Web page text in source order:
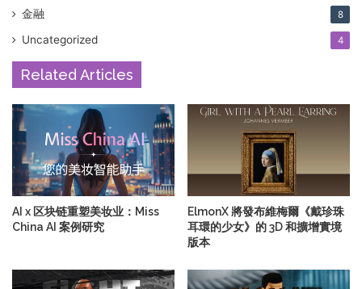
金融 8
Uncategorized 4
Related Articles
AI x 区块链重塑美妆业：Miss
China AI 案例研究
ElmonX 將發布維梅爾《戴珍珠
耳環的少女》的 3D 和擴增實境
版本